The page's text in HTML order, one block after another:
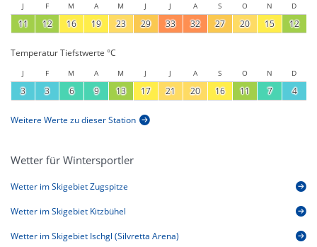
J F M A M J J A S O N D
11 12 16 19 23 29 33 32 27 20 15 12
Temperatur Tiefstwerte °C
J F M A M J J A S O N D
3 3 6 9 13 17 21 20 16 11 7 4
Weitere Werte zu dieser Station
Wetter für Wintersportler
Wetter im Skigebiet Zugspitze
Wetter im Skigebiet Kitzbühel
Wetter im Skigebiet Ischgl (Silvretta Arena)